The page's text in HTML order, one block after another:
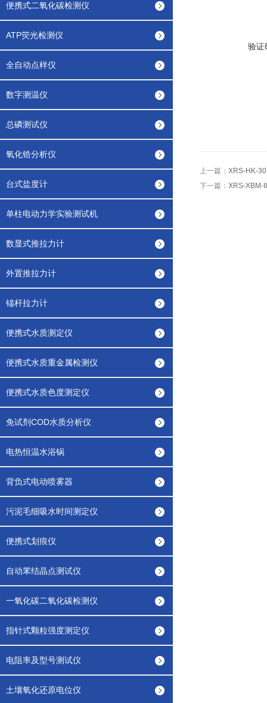
便携式二氧化碳检测仪
ATP荧光检测仪
全自动点样仪
数字测温仪
总磷测试仪
氧化锆分析仪
台式盐度计
单柱电动力学实验测试机
数显式推拉力计
外置推拉力计
锚杆拉力计
便携式水质测定仪
便携式水质重金属检测仪
便携式水质色度测定仪
免试剂COD水质分析仪
电热恒温水浴锅
背负式电动喷雾器
污泥毛细吸水时间测定仪
便携式划痕仪
自动苯结晶点测试仪
一氧化碳二氧化碳检测仪
指针式颗粒强度测定仪
电阻率及型号测试仪
土壤氧化还原电位仪
验证
上一篇： XRS-HK-
下一篇： XRS-XBM-